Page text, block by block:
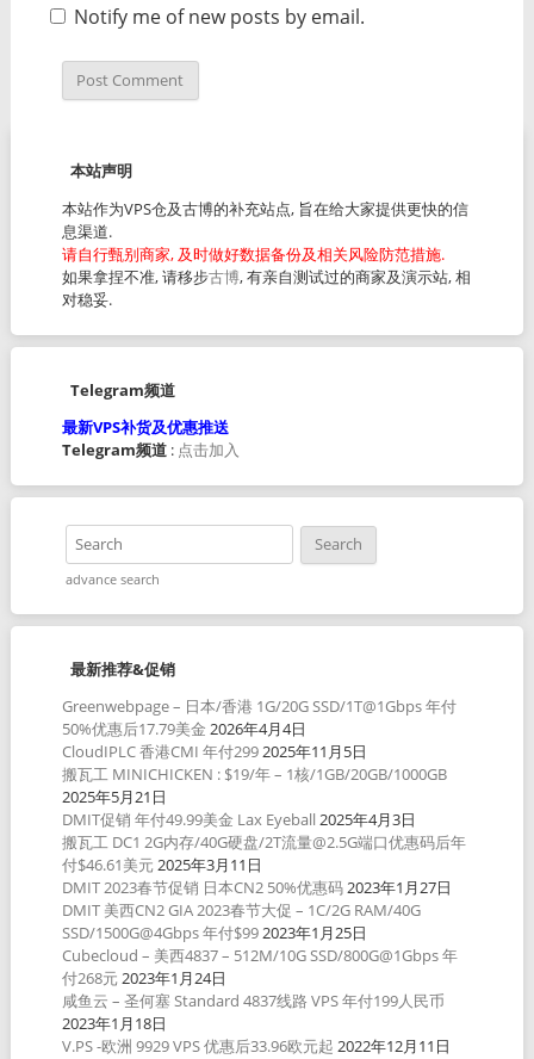
Notify me of new posts by email.
本站声明
本站作为VPS仓及古博的补充站点, 旨在给大家提供更快的信
息渠道.
请自行甄别商家, 及时做好数据备份及相关风险防范措施.
如果拿捏不准, 请移步古博, 有亲自测试过的商家及演示站, 相
对稳妥.
Telegram频道
最新VPS补货及优惠推送
Telegram频道: 点击加入
advance search
最新推荐&促销
Greenwebpage – 日本/香港 1G/20G SSD/1T@1Gbps 年付
50%优惠后17.79美金 2026年4月4日
CloudIPLC 香港CMI 年付2992025年11月5日
搬瓦工 MINICHICKEN : $19/年 – 1核/1GB/20GB/1000GB
2025年5月21日
DMIT促销 年付49.99美金 Lax Eyeball 2025年4月3日
搬瓦工 DC1 2G内存/40G硬盘/2T流量@2.5G端口优惠码后年
付$46.61美元2025年3月11日
DMIT 2023春节促销 日本CN2 50%优惠码2023年1月27日
DMIT 美西CN2 GIA 2023春节大促 – 1C/2G RAM/40G
SSD/1500G@4Gbps 年付$992023年1月25日
Cubecloud – 美西4837 – 512M/10G SSD/800G@1Gbps 年
付268元2023年1月24日
咸鱼云 – 圣何塞 Standard 4837线路 VPS 年付199人民币
2023年1月18日
V.PS -欧洲 9929 VPS 优惠后33.96欧元起 2022年12月11日